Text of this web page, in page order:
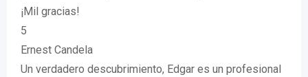
¡Mil gracias!
5
Ernest Candela
Un verdadero descubrimiento, Edgar es un profesional